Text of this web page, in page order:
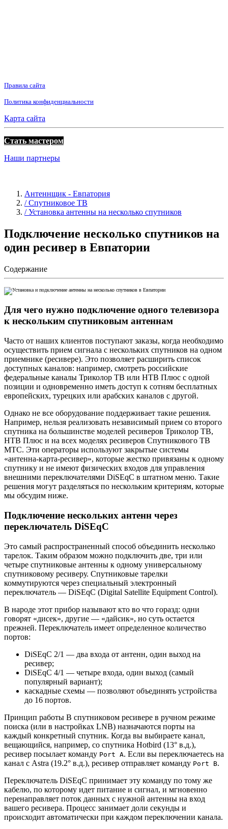
Правила сайта
Политика конфиденциальности
Карта сайта
Стать мастером
Наши партнеры
Антеннщик - Евпатория
/ Спутниковое ТВ
/ Установка антенны на несколько спутников
Подключение несколько спутников на
один ресивер в Евпатории
Содержание
Для чего нужно подключение одного телевизора
к нескольким спутниковым антеннам
Часто от наших клиентов поступают заказы, когда необходимо
осуществить прием сигнала с нескольких спутников на одном
приемнике (ресивере). Это позволяет расширить список
доступных каналов: например, смотреть российские
федеральные каналы Триколор ТВ или НТВ Плюс с одной
позиции и одновременно иметь доступ к сотням бесплатных
европейских, турецких или арабских каналов с другой.
Однако не все оборудование поддерживает такие решения.
Например, нельзя реализовать независимый прием со второго
спутника на большинстве моделей ресиверов Триколор ТВ,
НТВ Плюс и на всех моделях ресиверов Спутникового ТВ
МТС. Эти операторы используют закрытые системы
«антенна-карта-ресивер», которые жестко привязаны к одному
спутнику и не имеют физических входов для управления
внешними переключателями DiSEqC в штатном меню. Такие
решения могут разделяться по нескольким критериям, которые
мы обсудим ниже.
Подключение нескольких антенн через
переключатель DiSEqC
Это самый распространенный способ объединить несколько
тарелок. Таким образом можно подключить две, три или
четыре спутниковые антенны к одному универсальному
спутниковому ресиверу. Спутниковые тарелки
коммутируются через специальный электронный
переключатель — DiSEqC (Digital Satellite Equipment Control).
В народе этот прибор называют кто во что горазд: одни
говорят «дисек», другие — «дайсик», но суть остается
прежней. Переключатель имеет определенное количество
портов:
DiSEqC 2/1 — два входа от антенн, один выход на
ресивер;
DiSEqC 4/1 — четыре входа, один выход (самый
популярный вариант);
каскадные схемы — позволяют объединять устройства
до 16 портов.
Принцип работы В спутниковом ресивере в ручном режиме
поиска (или в настройках LNB) назначаются порты на
каждый конкретный спутник. Когда вы выбираете канал,
вещающийся, например, со спутника Hotbird (13° в.д.),
ресивер посылает команду Port A. Если вы переключаетесь на
канал с Astra (19.2° в.д.), ресивер отправляет команду Port B.
Переключатель DiSEqC принимает эту команду по тому же
кабелю, по которому идет питание и сигнал, и мгновенно
перенаправляет поток данных с нужной антенны на вход
вашего ресивера. Процесс занимает доли секунды и
происходит автоматически при каждом переключении канала.